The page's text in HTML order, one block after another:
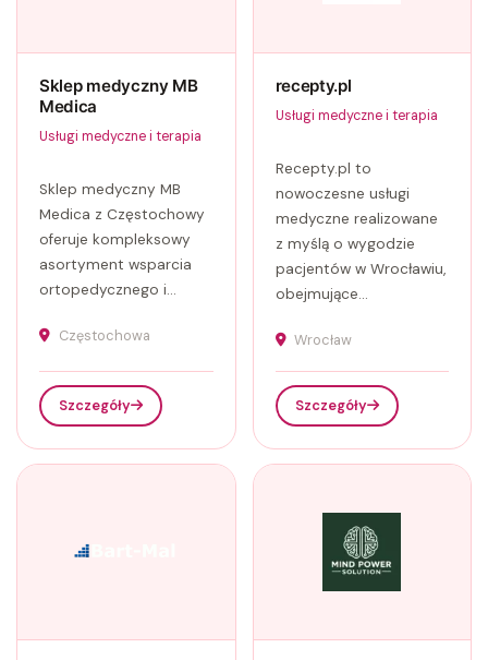
Sklep medyczny MB
Medica
Usługi medyczne i terapia
Sklep medyczny MB
Medica z Częstochowy
oferuje kompleksowy
asortyment wsparcia
ortopedycznego i...
Częstochowa
Szczegóły
recepty.pl
Usługi medyczne i terapia
Recepty.pl to
nowoczesne usługi
medyczne realizowane
z myślą o wygodzie
pacjentów w Wrocławiu,
obejmujące...
Wrocław
Szczegóły